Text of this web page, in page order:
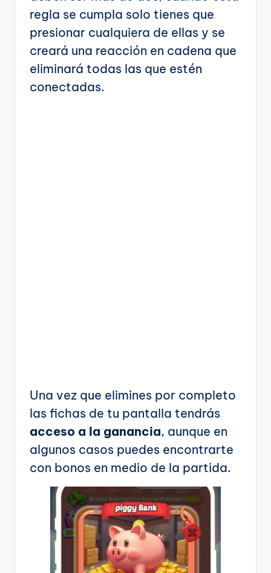
regla se cumpla solo tienes que
presionar cualquiera de ellas y se
creará una reacción en cadena que
eliminará todas las que estén
conectadas.
Una vez que elimines por completo
las fichas de tu pantalla tendrás
acceso a la ganancia, aunque en
algunos casos puedes encontrarte
con bonos en medio de la partida.